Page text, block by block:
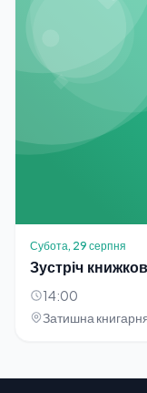
Субота, 29 серпня
Зустріч
14:00
Затишна